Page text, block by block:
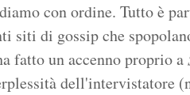
con ordine. Tutto è
siti di gossip che
fatto un accenno proprio a
dell'intervistatore